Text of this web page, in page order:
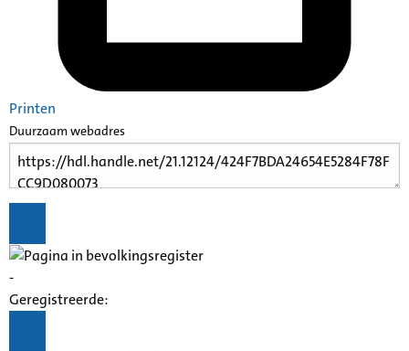
Printen
Duurzaam webadres
-
Geregistreerde: